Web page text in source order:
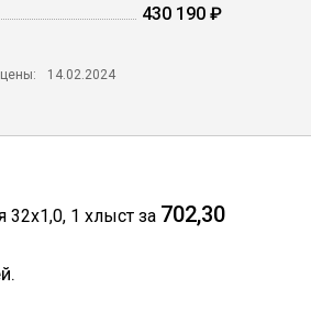
изделия
430 190 ₽
14.02.2024
32х1,0, 1 хлыст за 702,30